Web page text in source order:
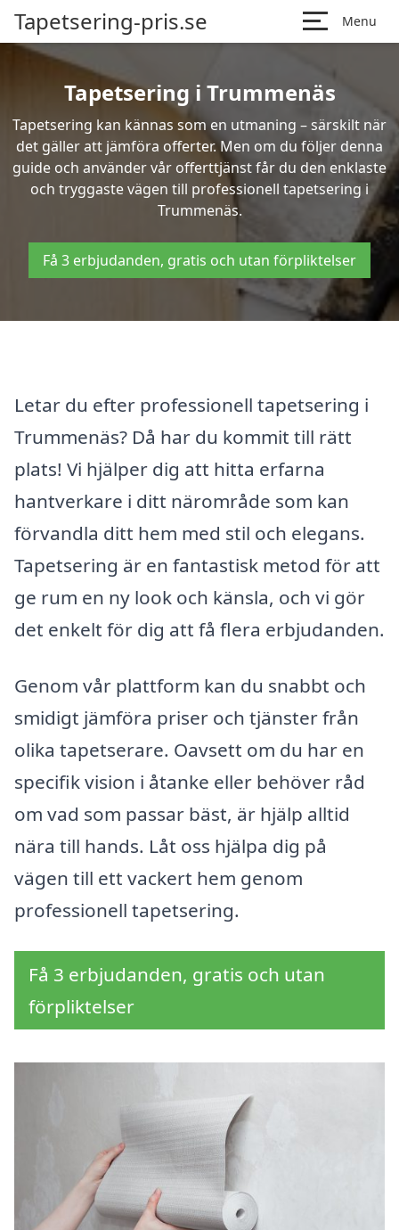
Tapetsering-pris.se Menu
Tapetsering i Trummenäs
Tapetsering kan kännas som en utmaning – särskilt när
det gäller att jämföra offerter. Men om du följer denna
guide och använder vår offerttjänst får du den enklaste
och tryggaste vägen till professionell tapetsering i
Trummenäs.
Få 3 erbjudanden, gratis och utan förpliktelser
Letar du efter professionell tapetsering i
Trummenäs? Då har du kommit till rätt
plats! Vi hjälper dig att hitta erfarna
hantverkare i ditt närområde som kan
förvandla ditt hem med stil och elegans.
Tapetsering är en fantastisk metod för att
ge rum en ny look och känsla, och vi gör
det enkelt för dig att få flera erbjudanden.
Genom vår plattform kan du snabbt och
smidigt jämföra priser och tjänster från
olika tapetserare. Oavsett om du har en
specifik vision i åtanke eller behöver råd
om vad som passar bäst, är hjälp alltid
nära till hands. Låt oss hjälpa dig på
vägen till ett vackert hem genom
professionell tapetsering.
Få 3 erbjudanden, gratis och utan
förpliktelser